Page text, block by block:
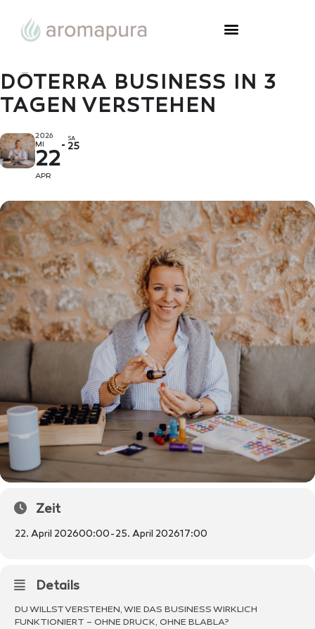
DŌTERRA BUSINESS IN 3
TAGEN VERSTEHEN
2026
MI
22
APR
SA
25
Zeit
22. April 202600:00-25. April 202617:00
Details
DU WILLST VERSTEHEN, WIE DAS BUSINESS WIRKLICH
FUNKTIONIERT – OHNE DRUCK, OHNE BLABLA?